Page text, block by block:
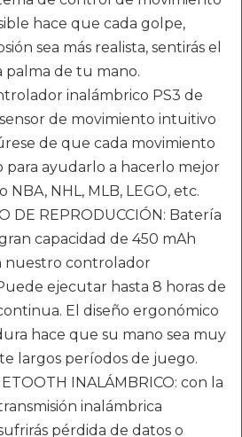
hace que cada golpe,
sea más realista, sentirás el
de tu mano.
inalámbrico PS3 de
de movimiento intuitivo
de que cada movimiento
para ayudarlo a hacerlo mejor
NBA, NHL, MLB, LEGO, etc.
DE REPRODUCCIÓN: Batería
capacidad de 450 mAh
nuestro controlador
ejecutar hasta 8 horas de
El diseño ergonómico
hace que su mano sea muy
largos períodos de juego.
INALÁMBRICO: con la
inalámbrica
pérdida de datos o